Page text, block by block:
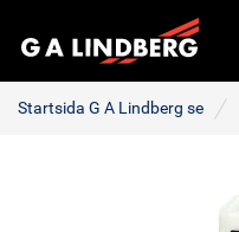
Startsida G A Lindberg se